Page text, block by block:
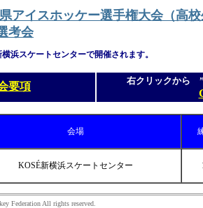
アイスホッケー選手権大会（高
考会
浜スケートセンターで開催されます。
要項 右クリックから
会場
​KOSÉ新横浜スケートセンター
Federation All rights reserved.